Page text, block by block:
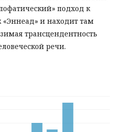
подход к
«Эннеад» и находит там
трансцендентность
речи.